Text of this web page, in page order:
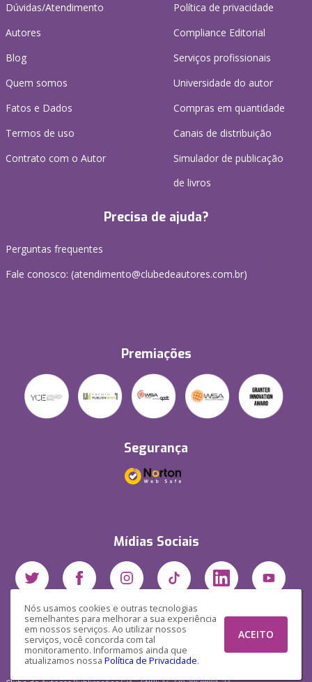
Nós usamos cookies e outras tecnologias
semelhantes para melhorar a sua experiência
em nossos serviços. Ao utilizar nossos
serviços, você concorda com tal
monitoramento. Informamos ainda que
atualizamos nossa Política de Privacidade.
ACEITO
Dúvidas/Atendimento
Autores
Blog
Quem somos
Fatos e Dados
Termos de uso
Contrato com o Autor
Política de privacidade
Compliance Editorial
Serviços profissionais
Universidade do autor
Compras em quantidade
Canais de distribuição
Simulador de publicação
de livros
Precisa de ajuda?
Perguntas frequentes
Fale conosco: (atendimento@clubedeautores.com.br)
Premiações
Segurança
Mídias Sociais